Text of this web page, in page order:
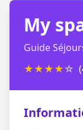
My
Guide
★★★★☆